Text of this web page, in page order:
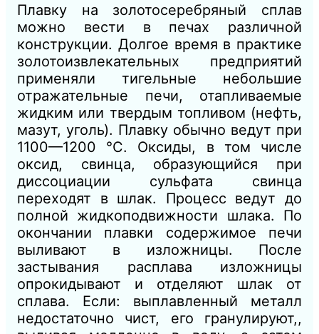
Плавку на золотосеребряный сплав
можно вести в печах различной
конструкции. Долгое время в практике
золотоизвлекательных предприятий
применяли тигельные небольшие
отражательные печи, отапливаемые
жидким или твердым топливом (нефть,
мазут, уголь). Плавку обычно ведут при
1100—1200 °С. Оксиды, в том числе
оксид, свинца, образующийся при
диссоциации сульфата свинца
переходят в шлак. Процесс ведут до
полной жидкоподвижности шлака. По
окончании плавки содержимое печи
выливают в изложницы. После
застывания расплава изложницы
опрокидывают и отделяют шлак от
сплава. Если: выплавленный металл
недостаточно чист, его гранулируют,,